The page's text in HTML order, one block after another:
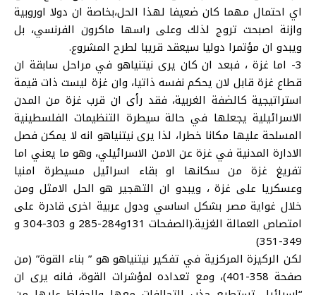
اي احتمال مهما كان ضعيفا لهذا الحل،بخاصة ان دولا اوروبية
وازنة اصبحت تروج لذلك وعلى راسها ماكرون الفرنسي، بل
ويبدو ان مؤتمرا دوليا سيعقد قريبا لطرح المشروع.
3- اما غزة ، فبعد ان كان يرى نيتنياهو في مراحل سابقة ان
قطاع غزة قابل لان يحكم نفسه ذاتيا، وان غزة ليست ذات قيمة
استراتيجية كالضفة الغربية، فقد رأى ان قرب غزة من المدن
الاسرائيلية يجعلها في حالة سيطرة التنظيمات الفلسطينية
المسلحة عليها مكانا خطرا، لذا يرى نيتنياهو انه لا يمكن فصل
الادارة المدنية في غزة عن الامن الاسرائيلي، وهو ما يعني اما
تفريغ غزة من سكانها او بقاء اسرائيل مسيطرة امنيا
وعسكريا على غزة ، ويبدو ان التهجير هو الحل الامثل ومن
خلال غواية مصر بشكل اساسي ودول عربية اخرى قادرة على
امتصاص العمالة الغزية.(الصفحات 131و284-285 و 303-304 و
349-351)
لكن الركيزة المركزية في تفكير نيتنياهو هو ” بناء القوة” (من
صفحة 358-401)، ومع تعداده لمؤشرات القوة، فانه يرى ان